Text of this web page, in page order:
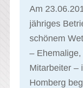
Am
jähriges
schönem
–
Mitarbeiter –
Homberg